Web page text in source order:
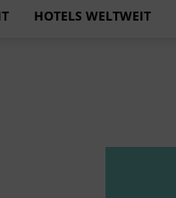
HOTELS WELTWEIT